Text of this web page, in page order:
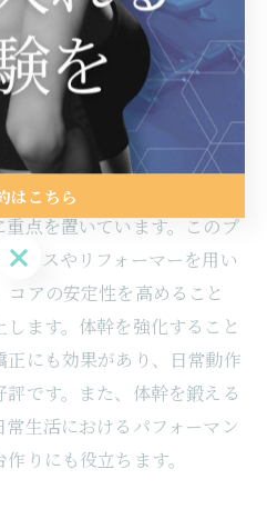
実感できます。
る方法
るための効果的なエクササイ
どきのスタジオでは、体幹
提供しており、特にインナ
点を置いています。このプ
ィスやリフォーマーを用い
アの安定性を高めること
ます。体幹を強化すること
にも効果があり、日常動作
です。また、体幹を鍛える
生活におけるパフォーマン
りにも役立ちます。
はこちら
はこちら